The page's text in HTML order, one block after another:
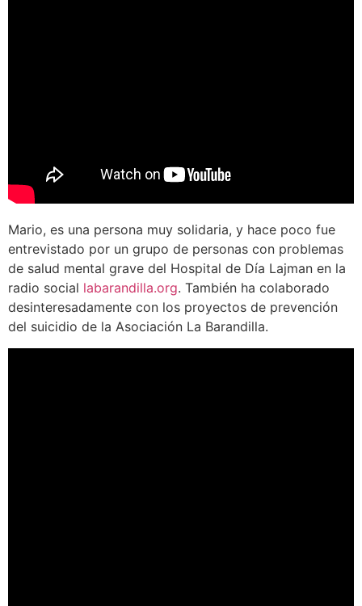
Mario, es una persona muy solidaria, y hace poco fue
entrevistado por un grupo de personas con problemas
de salud mental grave del Hospital de Día Lajman en la
radio social labarandilla.org. También ha colaborado
desinteresadamente con los proyectos de prevención
del suicidio de la Asociación La Barandilla.